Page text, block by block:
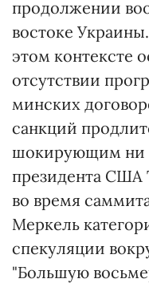
продолжении
востоке
этом контексте
отсутствии
минских
санкций
шокирующим ни
президента США
во время
Меркель
спекуляции
"Большую